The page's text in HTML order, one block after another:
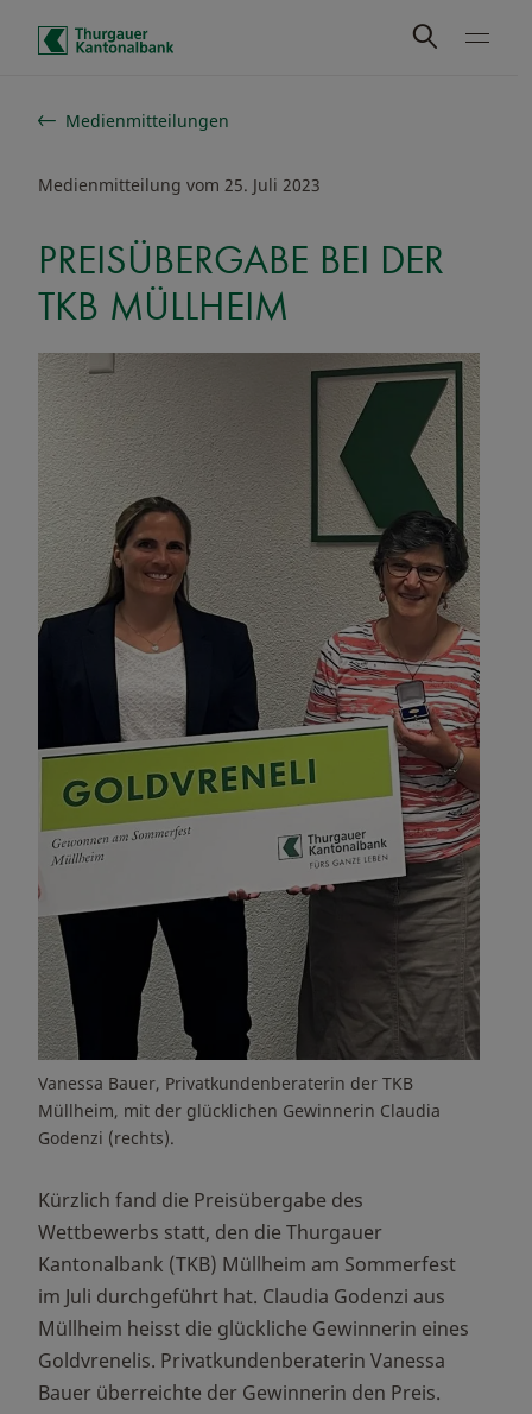
Schnelle Navigation
Medienmitteilungen
Medienmitteilung vom 25. Juli 2023
PREISÜBERGABE BEI DER
TKB MÜLLHEIM
Vanessa Bauer, Privatkundenberaterin der TKB
Müllheim, mit der glücklichen Gewinnerin Claudia
Godenzi (rechts).
Kürzlich fand die Preisübergabe des
Wettbewerbs statt, den die Thurgauer
Kantonalbank (TKB) Müllheim am Sommerfest
im Juli durchgeführt hat. Claudia Godenzi aus
Müllheim heisst die glückliche Gewinnerin eines
Goldvrenelis. Privatkundenberaterin Vanessa
Bauer überreichte der Gewinnerin den Preis.